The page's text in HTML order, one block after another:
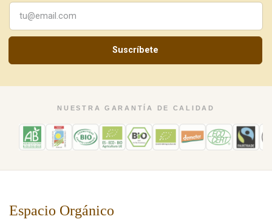
Suscríbete
NUESTRA GARANTÍA DE CALIDAD
Espacio Orgánico